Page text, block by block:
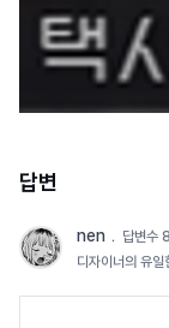
답변
nen ﹒ 답변수
디자이너의 유